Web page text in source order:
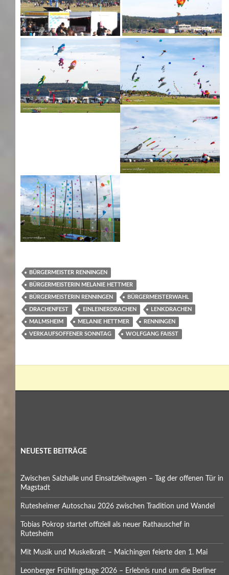
BÜRGERMEISTER RENNINGEN
BÜRGERMEISTERIN MELANIE HETTMER
BÜRGERMEISTERIN RENNINGEN BÜRGERMEISTERWAHL
DRACHENFEST EINLEINERDRACHEN LENKDRACHEN
MALMSHEIM MELANIE HETTMER RENNINGEN
VERKAUFSOFFENER SONNTAG WOLFGANG FAISST
NEUESTE BEITRÄGE
Zwischen Salzhalle und Einsatzleitwagen – Tag der offenen Tür in
Magstadt
Rutesheimer Autoschau 2026 zwischen Tradition und Wandel
Tobias Pokrop startet offiziell als neuer Rathauschef in
Rutesheim
Mit Musik und Muskelkraft – Maichingen feierte den 1. Mai
Leonberger Frühlingstage 2026 – Erlebnis rund um die Berliner